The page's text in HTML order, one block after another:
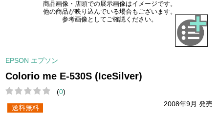
商品画像・店頭での展示画像はイメージです。
他の商品が映り込んでいる場合もございます。
参考画像としてご確認ください。
EPSON エプソン
Colorio me E-530S (IceSilver)
(0)
2008年9月 発売
送料無料